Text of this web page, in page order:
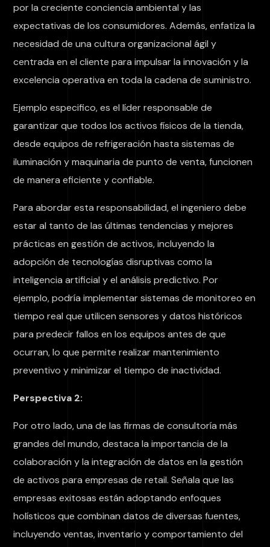
por la creciente conciencia ambiental y las
expectativas de los consumidores. Además, enfatiza la
necesidad de una cultura organizacional ágil y
centrada en el cliente para impulsar la innovación y la
excelencia operativa en toda la cadena de suministro.
Ejemplo especifico, es el líder responsable de
garantizar que todos los activos físicos de la tienda,
desde equipos de refrigeración hasta sistemas de
iluminación y maquinaria de punto de venta, funcionen
de manera eficiente y confiable.
Para abordar esta responsabilidad, el ingeniero debe
estar al tanto de las últimas tendencias y mejores
prácticas en gestión de activos, incluyendo la
adopción de tecnologías disruptivas como la
inteligencia artificial y el análisis predictivo. Por
ejemplo, podría implementar sistemas de monitoreo en
tiempo real que utilicen sensores y datos históricos
para predecir fallos en los equipos antes de que
ocurran, lo que permite realizar mantenimiento
preventivo y minimizar el tiempo de inactividad.
Perspectiva 2:
Por otro lado, una de las firmas de consultoría más
grandes del mundo, destaca la importancia de la
colaboración y la integración de datos en la gestión
de activos para empresas de retail. Señala que las
empresas exitosas están adoptando enfoques
holísticos que combinan datos de diversas fuentes,
incluyendo ventas, inventario y comportamiento del